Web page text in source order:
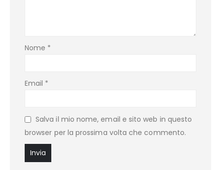
Nome *
Email *
Salva il mio nome, email e sito web in questo
browser per la prossima volta che commento.